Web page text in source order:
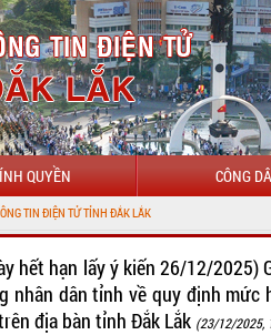
QUYỀN CÔNG
hết hạn lấy ý kiến 26/12/2025)
nhân dân tỉnh về quy định
địa bàn tỉnh Đắk Lắk (23/12/2025,